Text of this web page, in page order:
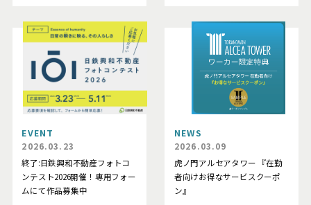
EVENT
2026.03.23
終了:日鉄興和不動産フォトコ
ンテスト2026開催！専用フォー
ムにて作品募集中
NEWS
2026.03.09
虎ノ門アルセアタワー 『在勤
者向けお得なサービスクーポ
ン』